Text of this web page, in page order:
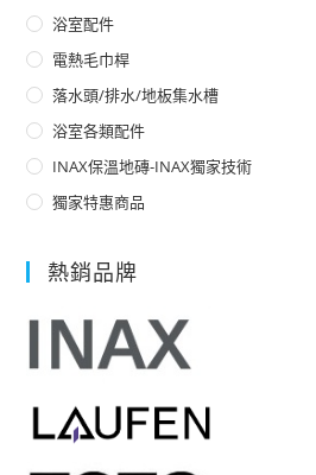
浴室配件
電熱毛巾桿
落水頭/排水/地板集水槽
浴室各類配件
INAX保溫地磚-INAX獨家技術
獨家特惠商品
熱銷品牌